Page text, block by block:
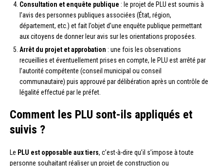
Consultation et enquête publique : le projet de PLU est soumis à
l’avis des personnes publiques associées (État, région,
département, etc.) et fait l’objet d’une enquête publique permettant
aux citoyens de donner leur avis sur les orientations proposées.
Arrêt du projet et approbation : une fois les observations
recueillies et éventuellement prises en compte, le PLU est arrêté par
l’autorité compétente (conseil municipal ou conseil
communautaire) puis approuvé par délibération après un contrôle de
légalité effectué par le préfet.
Comment les PLU sont-ils appliqués et
suivis ?
Le PLU est opposable aux tiers, c’est-à-dire qu’il s’impose à toute
personne souhaitant réaliser un projet de construction ou